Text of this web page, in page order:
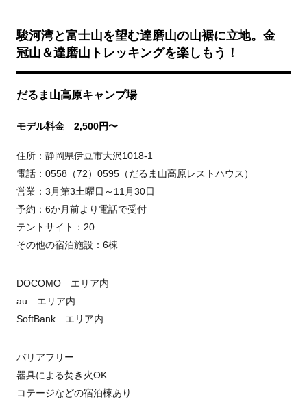
駿河湾と富士山を望む達磨山の山裾に立地。金
冠山＆達磨山トレッキングを楽しもう！
だるま山高原キャンプ場
モデル料金 2,500円〜
住所：静岡県伊豆市大沢1018-1
電話：0558（72）0595（だるま山高原レストハウス）
営業：3月第3土曜日～11月30日
予約：6か月前より電話で受付
テントサイト：20
その他の宿泊施設：6棟
DOCOMO エリア内
au エリア内
SoftBank エリア内
バリアフリー
器具による焚き火OK
コテージなどの宿泊棟あり